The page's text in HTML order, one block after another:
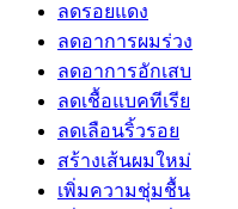
ลดรอยแดง
ลดอาการผมร่วง
ลดอาการอักเสบ
ลดเชื้อแบคทีเรีย
ลดเลือนริ้วรอย
สร้างเส้นผมใหม่
เพิ่มความชุ่มชื้น